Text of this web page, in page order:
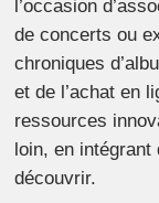
l’occasion
de concerts ou
chroniques
et de l’achat en
ressources
loin, en
découvrir.